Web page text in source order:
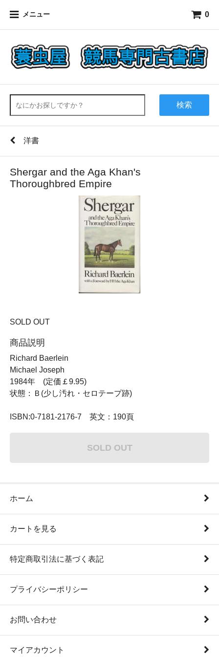
メニュー 0
検索
洋書
Shergar and the Aga Khan's
Thoroughbred Empire
SOLD OUT
商品説明
Richard Baerlein
Michael Joseph
1984年 (定価￡9.95)
状態：Ｂ(少し汚れ・セロテープ跡)
ISBN:0-7181-2176-7 英文：190頁
SOLD OUT
ホーム
カートを見る
特定商取引法に基づく表記
プライバシーポリシー
お問い合わせ
マイアカウント